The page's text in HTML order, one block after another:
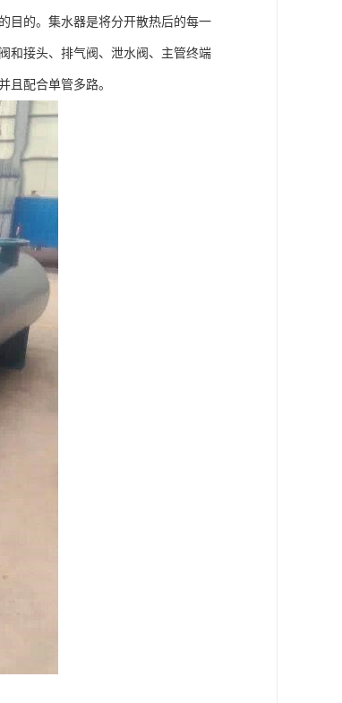
目的。集水器是将分开散热后的每一
和接头、排气阀、泄水阀、主管终端
且配合单管多路。